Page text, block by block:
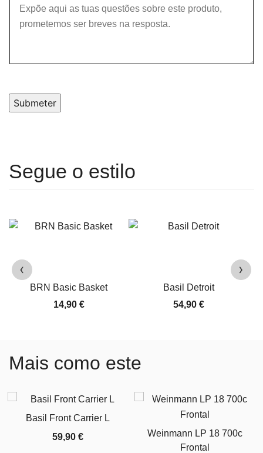
Submeter
‹
BRN Basic Basket
14,90 €
Basil Detroit
54,90 €
›
Mais como este
Basil Front Carrier L
59,90€
Weinmann LP 18 700c
Frontal